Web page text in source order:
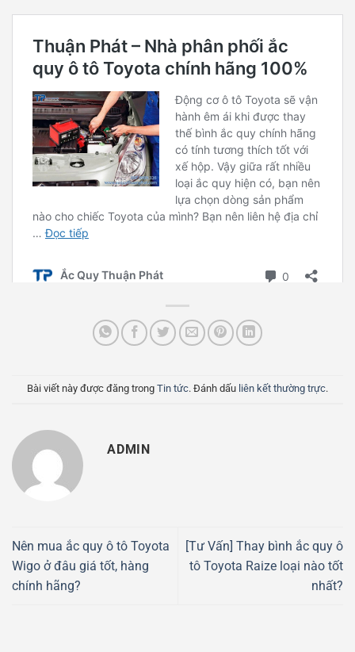
Bài viết này được đăng trong Tin tức. Đánh dấu liên kết thường trực.
ADMIN
Nên mua ắc quy ô tô Toyota
Wigo ở đâu giá tốt, hàng
chính hãng?
[Tư Vấn] Thay bình ắc quy ô
tô Toyota Raize loại nào tốt
nhất?